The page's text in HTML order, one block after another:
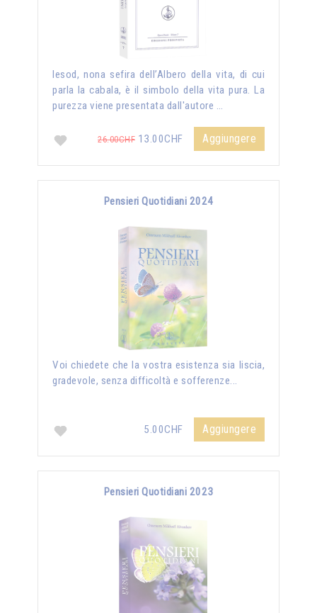
Iesod, nona sefira dell’Albero della vita, di cui
parla la cabala, è il simbolo della vita pura. La
purezza viene presentata dall'autore …
26.00CHF 13.00CHF Aggiungere
Pensieri Quotidiani 2024
Voi chiedete che la vostra esistenza sia liscia,
gradevole, senza difficoltà e sofferenze...
5.00CHF Aggiungere
Pensieri Quotidiani 2023